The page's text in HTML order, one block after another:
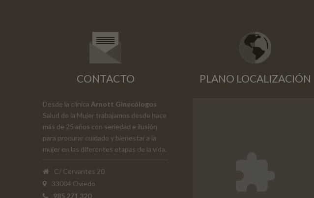
CONTACTO
Desde la clínica Arnott Ginecólogos
Salud de la Mujer trabajamos desde hace
más de 25 años con seriedad e ilusión
para procurar cuidado y bienestar a la
mujer en las diferentes etapas de la vida.
C/ Cervantes 20
33004 Oviedo
985 271 320
PLANO LOCALIZACIÓN